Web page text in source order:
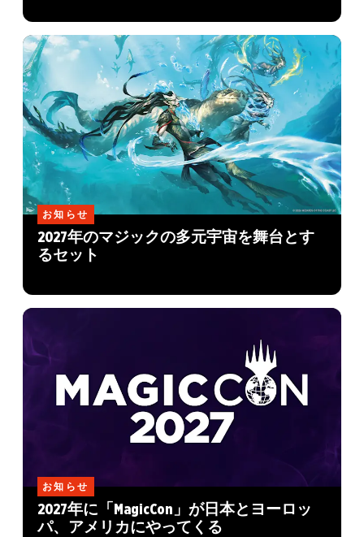
お知らせ
2027年のマジックの多元宇宙を舞台とす
るセット
お知らせ
2027年に「MagicCon」が日本とヨーロッ
パ、アメリカにやってくる